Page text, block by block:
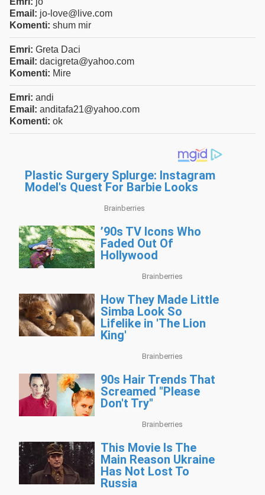
Email: jo-love@live.com
Komenti: shum mir
Emri: Greta Daci
Email: dacigreta@yahoo.com
Komenti: Mire
Emri: andi
Email: anditafa21@yahoo.com
Komenti: ok